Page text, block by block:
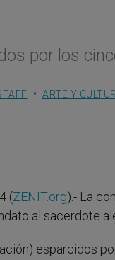
por los
ARTE Y
(ZENIT.org).- La
al sacerdote
esparcidos